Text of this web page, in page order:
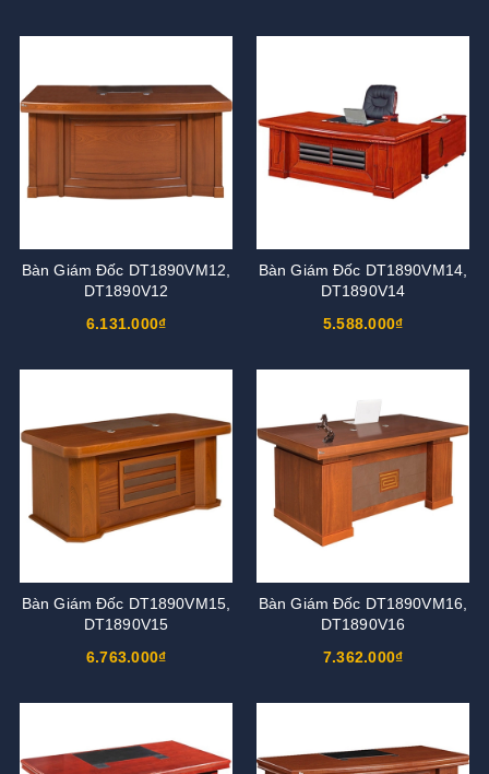
Bàn Giám Đốc DT1890VM12,
DT1890V12
6.131.000₫
Bàn Giám Đốc DT1890VM14,
DT1890V14
5.588.000₫
Bàn Giám Đốc DT1890VM15,
DT1890V15
6.763.000₫
Bàn Giám Đốc DT1890VM16,
DT1890V16
7.362.000₫